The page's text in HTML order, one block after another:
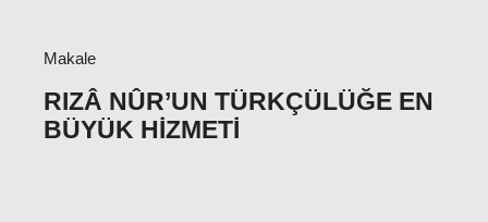
Makale
RIZÂ NÛR’UN TÜRKÇÜLÜĞE EN
BÜYÜK HIZMETI